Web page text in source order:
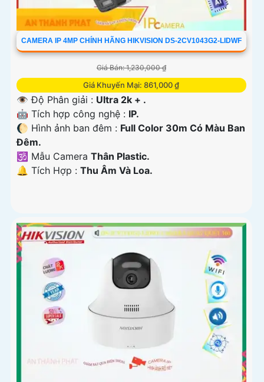
CAMERA IP 4MP CHÍNH HÃNG HIKVISION DS-2CV1043G2-LIDWF
Giá Bán: 1,230,000 ₫
Giá Khuyến Mại: 861,000 ₫
👁 Độ Phân giải : Ultra 2k + .
🤖️ Tích hợp công nghệ : IP.
🌔 Hình ảnh ban đêm : Full Color 30m Có Màu Ban
Ðêm.
🕉️ Mẫu Camera Thân Plastic.
️🔔 Tích Hợp : Thu Âm Và Loa.